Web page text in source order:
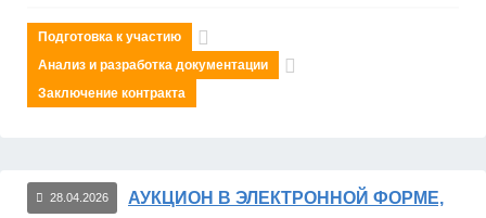
Подготовка к участию
Анализ и разработка документации
Заключение контракта
28.04.2026
АУКЦИОН В ЭЛЕКТРОННОЙ ФОРМЕ,